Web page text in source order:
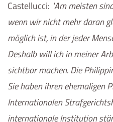
Castellucci: Am meisten
wenn wir nicht mehr daran
möglich ist, in der jeder
Deshalb will ich in meiner
sichtbar machen. Die
Sie haben ihren ehemaligen
Internationalen
internationale Institution